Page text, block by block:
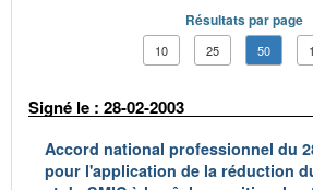
Résultats par page
10 25 50
Signé le : 28-02-2003
Accord national professionnel du
pour l'application de la réduction